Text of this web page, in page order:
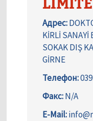
Адрес:
KİRLİ SANAYİ
SOKAK DIŞ
GİRNE
Телефон:
Факс:N/A
E-Mail: